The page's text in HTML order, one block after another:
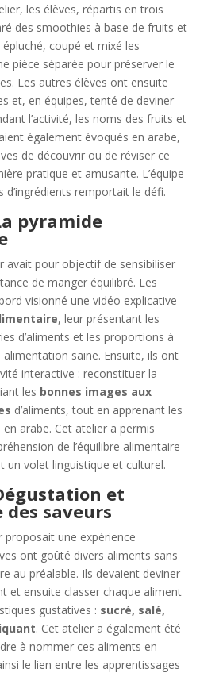
les élèves, répartis en trois
des smoothies à base de fruits et
coupé et mixé les
pièce séparée pour préserver le
Les autres élèves ont ensuite
et, en équipes, tenté de deviner
l’activité, les noms des fruits et
également évoqués en arabe,
de découvrir ou de réviser ce
pratique et amusante. L’équipe
d’ingrédients remportait le défi.
pyramide
avait pour objectif de sensibiliser
de manger équilibré. Les
visionné une vidéo explicative
, leur présentant les
d’aliments et les proportions à
saine. Ensuite, ils ont
interactive : reconstituer la
les bonnes images aux
d’aliments, tout en apprenant les
arabe. Cet atelier a permis
de l’équilibre alimentaire
un volet linguistique et culturel.
et
saveurs
proposait une expérience
ont goûté divers aliments sans
au préalable. Ils devaient deviner
et ensuite classer chaque aliment
gustatives : sucré, salé,
. Cet atelier a également été
à nommer ces aliments en
le lien entre les apprentissages